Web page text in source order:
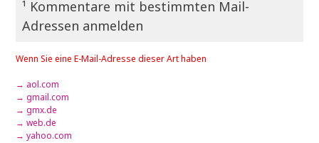
¹ Kommentare mit bestimmten Mail-
Adressen anmelden
Wenn Sie eine E-Mail-Adresse dieser Art haben
→ aol.com
→ gmail.com
→ gmx.de
→ web.de
→ yahoo.com